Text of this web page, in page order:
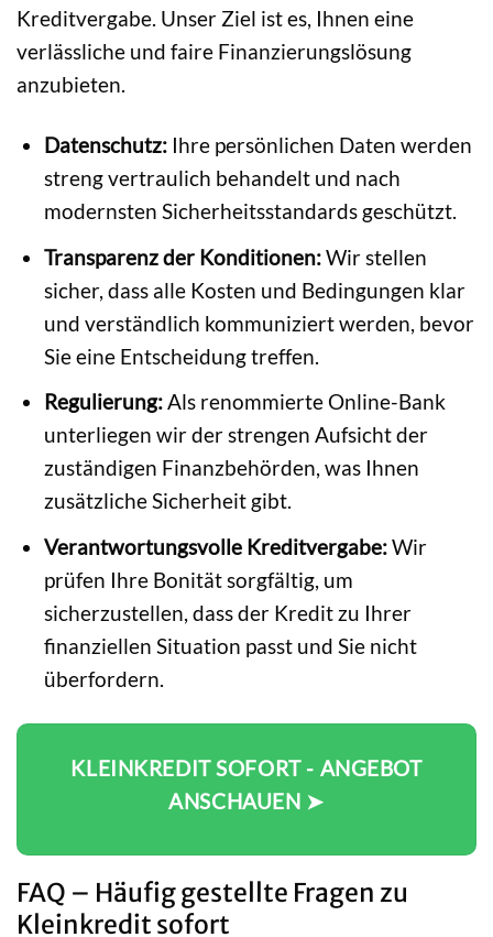
Kreditvergabe. Unser Ziel ist es, Ihnen eine
verlässliche und faire Finanzierungslösung
anzubieten.
Datenschutz:Ihre persönlichen Daten werden
streng vertraulich behandelt und nach
modernsten Sicherheitsstandards geschützt.
Transparenz der Konditionen:Wir stellen
sicher, dass alle Kosten und Bedingungen klar
und verständlich kommuniziert werden, bevor
Sie eine Entscheidung treffen.
Regulierung:Als renommierte Online-Bank
unterliegen wir der strengen Aufsicht der
zuständigen Finanzbehörden, was Ihnen
zusätzliche Sicherheit gibt.
Verantwortungsvolle Kreditvergabe:Wir
prüfen Ihre Bonität sorgfältig, um
sicherzustellen, dass der Kredit zu Ihrer
finanziellen Situation passt und Sie nicht
überfordern.
KLEINKREDIT SOFORT - ANGEBOT
ANSCHAUEN ➤
FAQ – Häufig gestellte Fragen zu
Kleinkredit sofort